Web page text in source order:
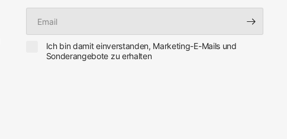
Ich bin damit einverstanden, Marketing-E-Mails und
Sonderangebote zu erhalten